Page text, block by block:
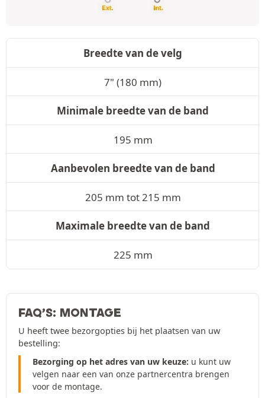
Breedte van de velg
7" (180 mm)
Minimale breedte van de band
195 mm
Aanbevolen breedte van de band
205 mm tot 215 mm
Maximale breedte van de band
225 mm
FAQ’S: MONTAGE
U heeft twee bezorgopties bij het plaatsen van uw
bestelling:
Bezorging op het adres van uw keuze: u kunt uw
velgen naar een van onze partnercentra brengen
voor de montage.